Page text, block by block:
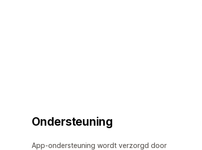
Ondersteuning
App-ondersteuning wordt verzorgd door